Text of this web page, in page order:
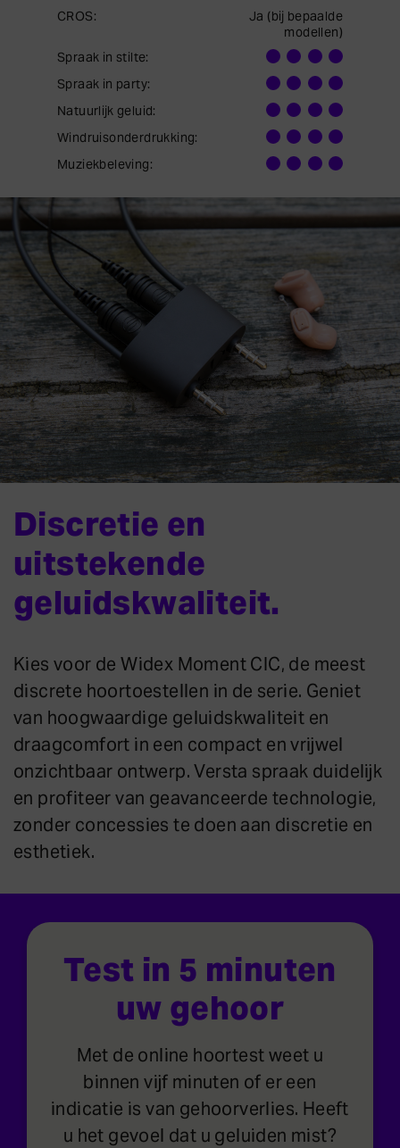
CROS
Ja (bij bepaalde
modellen)
Spraak in stilte
Spraak in party
Natuurlijk geluid
Windruisonderdrukking
Muziekbeleving
Discretie en
uitstekende
geluidskwaliteit.
Kies voor de Widex Moment CIC, de meest
discrete hoortoestellen in de serie. Geniet
van hoogwaardige geluidskwaliteit en
draagcomfort in een compact en vrijwel
onzichtbaar ontwerp. Versta spraak duidelijk
en profiteer van geavanceerde technologie,
zonder concessies te doen aan discretie en
esthetiek.
Test in 5 minuten
uw gehoor
Met de online hoortest weet u
binnen vijf minuten of er een
indicatie is van gehoorverlies. Heeft
u het gevoel dat u geluiden mist?